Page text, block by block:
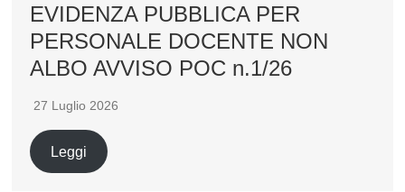
EVIDENZA PUBBLICA PER
PERSONALE DOCENTE NON
ALBO AVVISO POC n.1/26
27 Luglio 2026
Leggi